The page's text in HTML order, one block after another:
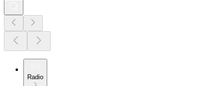
Radio